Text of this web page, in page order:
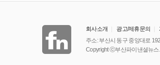
회사소개 광고/제휴문의
주소: 부산시 동구 중앙대로
Copyright ⓒ부산파이낸셜뉴스.